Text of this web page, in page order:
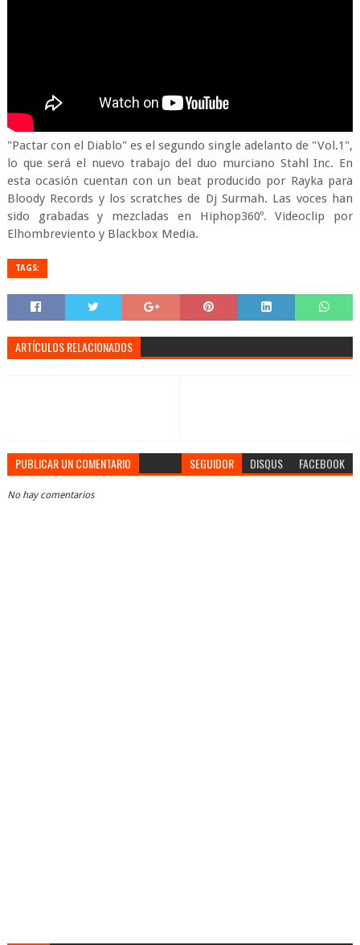
"Pactar con el Diablo" es el segundo single adelanto de "Vol.1",
lo que será el nuevo trabajo del duo murciano Stahl Inc. En
esta ocasión cuentan con un beat producido por Rayka para
Bloody Records y los scratches de Dj Surmah. Las voces han
sido grabadas y mezcladas en Hiphop360º. Videoclip por
Elhombreviento y Blackbox Media.
TAGS:
ARTÍCULOS RELACIONADOS
PUBLICAR UN COMENTARIO SEGUIDOR DISQUS FACEBOOK
No hay comentarios